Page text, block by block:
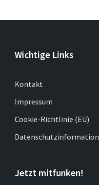
Wichtige Links
Kontakt
Impressum
Cookie-Richtlinie (EU)
Datenschutzinformation
Jetzt mitfunken!